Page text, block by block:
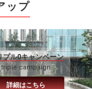
ップ
プル0キャンペーン
triple campaign
詳細はこちら